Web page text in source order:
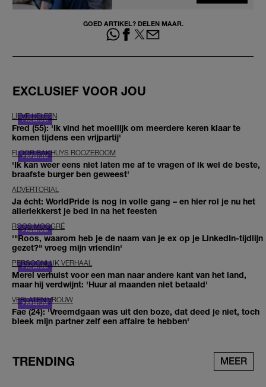
GOED ARTIKEL? DELEN MAAR.
EXCLUSIEF VOOR JOU
LIEVE HELEEN
Fred (55): 'Ik vind het moeilijk om meerdere keren klaar te
komen tijdens een vrijpartij'
FLOOR BAKHUYS ROOZEBOOM
'Ik kan weer eens niet laten me af te vragen of ik wel de beste,
braafste burger ben geweest'
ADVERTORIAL
Ja écht: WorldPride is nog in volle gang – en hier rol je nu het
allerlekkerst je bed in na het feesten
ROOS MOGGRÉ
'"Roos, waarom heb je de naam van je ex op je LinkedIn-tijdlijn
gezet?" vroeg mijn vriendin'
PERSOONLIJK VERHAAL
Merel verhuist voor een man naar andere kant van het land,
maar hij verdwijnt: 'Huur al maanden niet betaald'
VERLATEN VROUW
Fae (24): 'Vreemdgaan was uit den boze, dat deed je niet, toch
bleek mijn partner zelf een affaire te hebben'
TRENDING MEER